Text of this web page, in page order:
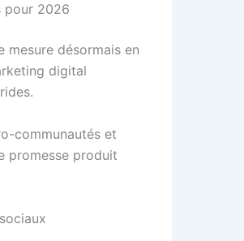
pour 2026
mesure désormais en
digital
communautés et
promesse produit